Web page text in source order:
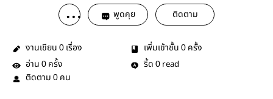
พูดคุย ติดตาม
งานเขียน 0 เรื่อง เพิ่มเข้าชั้น 0 ครั้ง
อ่าน 0 ครั้ง รี้ด 0 read
ติดตาม 0 คน